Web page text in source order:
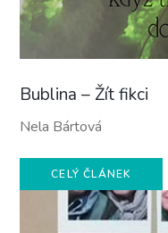
Bublina – Žít fikci
Nela Bártová
CELÝ ČLÁNEK